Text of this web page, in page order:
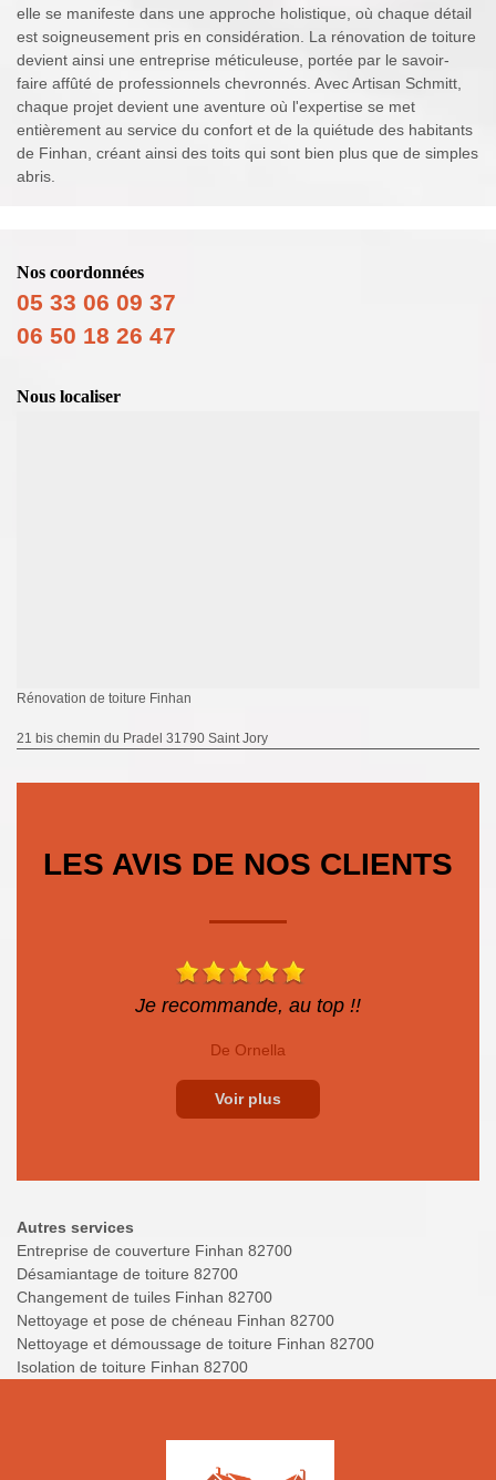
elle se manifeste dans une approche holistique, où chaque détail
est soigneusement pris en considération. La rénovation de toiture
devient ainsi une entreprise méticuleuse, portée par le savoir-
faire affûté de professionnels chevronnés. Avec Artisan Schmitt,
chaque projet devient une aventure où l'expertise se met
entièrement au service du confort et de la quiétude des habitants
de Finhan, créant ainsi des toits qui sont bien plus que de simples
abris.
Nos coordonnées
05 33 06 09 37
06 50 18 26 47
Nous localiser
Rénovation de toiture Finhan
21 bis chemin du Pradel 31790 Saint Jory
LES AVIS DE NOS CLIENTS
Je recommande, au top !!
De Ornella
Voir plus
Autres services
Entreprise de couverture Finhan 82700
Désamiantage de toiture 82700
Changement de tuiles Finhan 82700
Nettoyage et pose de chéneau Finhan 82700
Nettoyage et démoussage de toiture Finhan 82700
Isolation de toiture Finhan 82700